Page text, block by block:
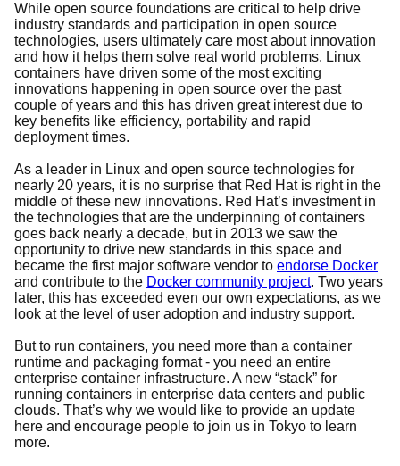
While open source foundations are critical to help drive
industry standards and participation in open source
technologies, users ultimately care most about innovation
and how it helps them solve real world problems. Linux
containers have driven some of the most exciting
innovations happening in open source over the past
couple of years and this has driven great interest due to
key benefits like efficiency, portability and rapid
deployment times.
As a leader in Linux and open source technologies for
nearly 20 years, it is no surprise that Red Hat is right in the
middle of these new innovations. Red Hat’s investment in
the technologies that are the underpinning of containers
goes back nearly a decade, but in 2013 we saw the
opportunity to drive new standards in this space and
became the first major software vendor to endorse Docker
and contribute to the Docker community project. Two years
later, this has exceeded even our own expectations, as we
look at the level of user adoption and industry support.
But to run containers, you need more than a container
runtime and packaging format - you need an entire
enterprise container infrastructure. A new “stack” for
running containers in enterprise data centers and public
clouds. That’s why we would like to provide an update
here and encourage people to join us in Tokyo to learn
more.